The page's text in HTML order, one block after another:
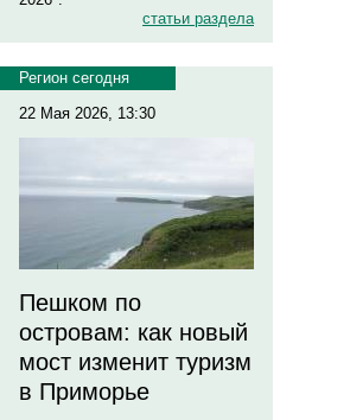
статьи раздела
Регион сегодня
22 Мая 2026, 13:30
Пешком по
островам: как новый
мост изменит туризм
в Приморье